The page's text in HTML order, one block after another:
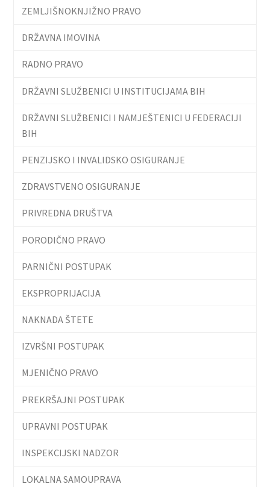
ZEMLJIŠNOKNJIŽNO PRAVO
DRŽAVNA IMOVINA
RADNO PRAVO
DRŽAVNI SLUŽBENICI U INSTITUCIJAMA BIH
DRŽAVNI SLUŽBENICI I NAMJEŠTENICI U FEDERACIJI
BIH
PENZIJSKO I INVALIDSKO OSIGURANJE
ZDRAVSTVENO OSIGURANJE
PRIVREDNA DRUŠTVA
PORODIČNO PRAVO
PARNIČNI POSTUPAK
EKSPROPRIJACIJA
NAKNADA ŠTETE
IZVRŠNI POSTUPAK
MJENIČNO PRAVO
PREKRŠAJNI POSTUPAK
UPRAVNI POSTUPAK
INSPEKCIJSKI NADZOR
LOKALNA SAMOUPRAVA